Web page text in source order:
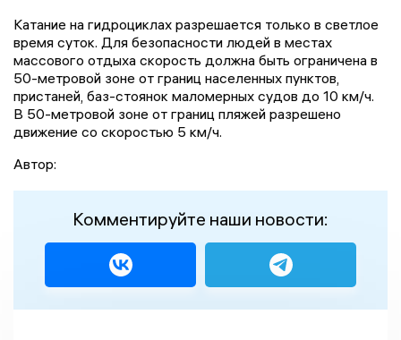
Катание на гидроциклах разрешается только в светлое
время суток. Для безопасности людей в местах
массового отдыха скорость должна быть ограничена в
50-метровой зоне от границ населенных пунктов,
пристаней, баз-стоянок маломерных судов до 10 км/ч.
В 50-метровой зоне от границ пляжей разрешено
движение со скоростью 5 км/ч.
Автор:
Комментируйте наши новости: